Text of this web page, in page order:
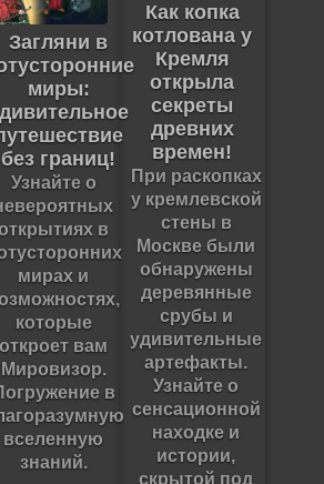
Загляни в
миры:
без границ!
Узнайте о
в
мирах и
которые
откроет вам
Мировизор.
в
вселенную
знаний.
Как копка
котлована у
Кремля
открыла
секреты
древних
времен!
При раскопках
у кремлевской
стены в
Москве были
обнаружены
деревянные
срубы и
удивительные
артефакты.
Узнайте о
сенсационной
находке и
истории,
скрытой под